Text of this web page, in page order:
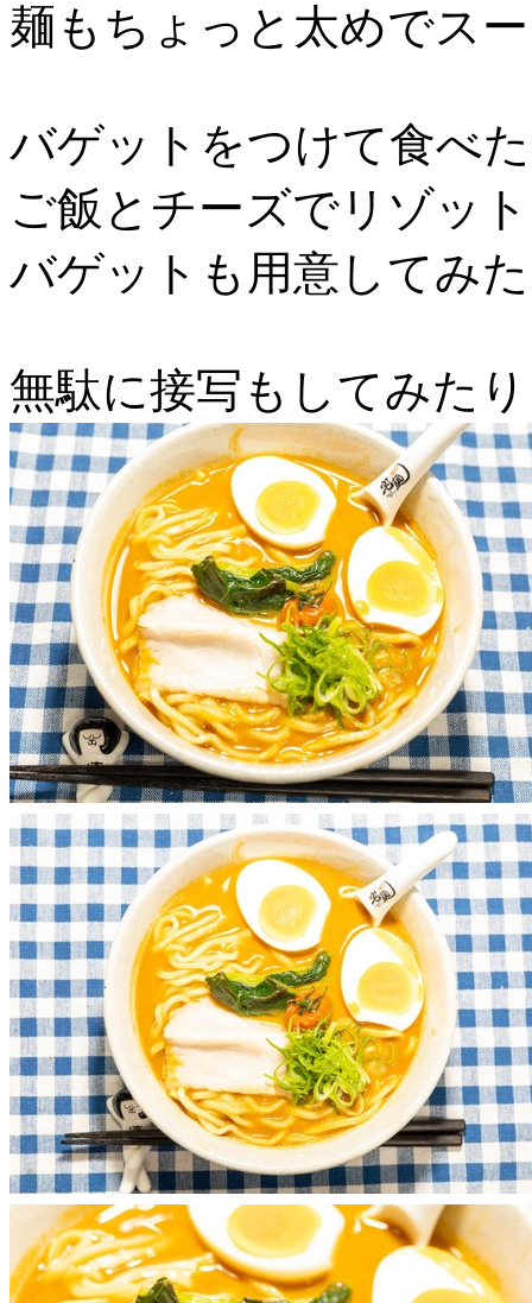
麺もちょっと太めでス
バゲットをつけて食べ
ご飯とチーズでリゾッ
バゲットも用意してみた
無駄に接写もしてみたり